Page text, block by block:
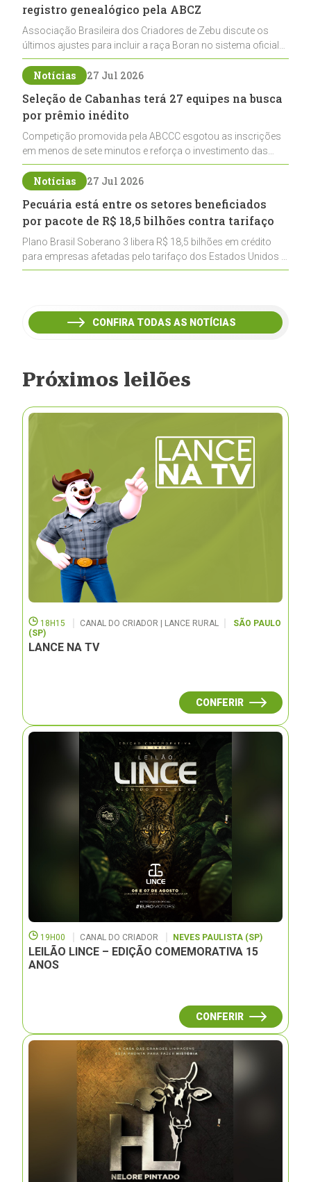
registro genealógico pela ABCZ
Associação Brasileira dos Criadores de Zebu discute os
últimos ajustes para incluir a raça Boran no sistema oficial
de registros, abrindo caminho para sua expansão na
pecuária nacional
Notícias 27 Jul 2026
Seleção de Cabanhas terá 27 equipes na busca
por prêmio inédito
Competição promovida pela ABCCC esgotou as inscrições
em menos de sete minutos e reforça o investimento das
cabanhas na seleção genética de Cavalos Crioulos voltados
ao laço
Notícias 27 Jul 2026
Pecuária está entre os setores beneficiados
por pacote de R$ 18,5 bilhões contra tarifaço
Plano Brasil Soberano 3 libera R$ 18,5 bilhões em crédito
para empresas afetadas pelo tarifaço dos Estados Unidos e
inclui a pecuária entre os setores estratégicos
CONFIRA TODAS AS NOTÍCIAS
Próximos leilões
18H15 CANAL DO CRIADOR | LANCE RURAL
SÃO PAULO
(SP)
LANCE NA TV
CONFERIR
19H00 CANAL DO CRIADOR NEVES PAULISTA (SP)
LEILÃO LINCE – EDIÇÃO COMEMORATIVA 15
ANOS
CONFERIR